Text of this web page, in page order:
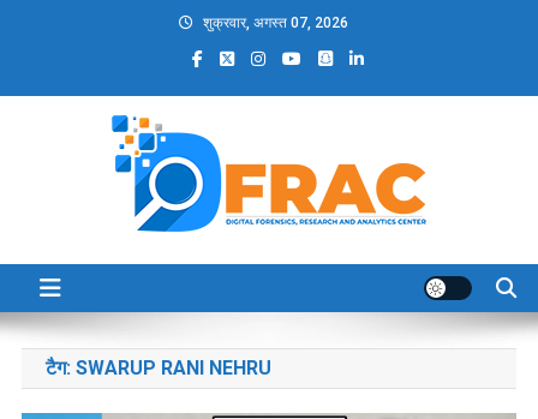
शुक्रवार, अगस्त 07, 2026
DFRAC_ORG
टैग: SWARUP RANI NEHRU